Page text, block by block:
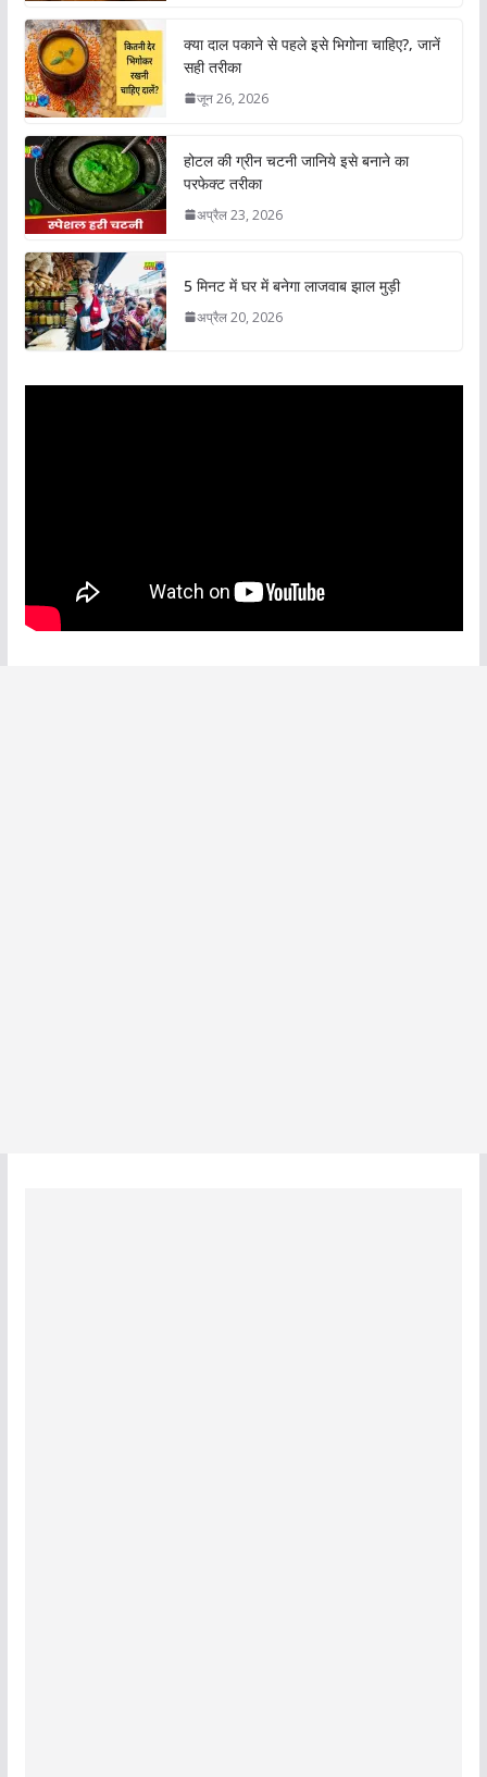
क्या दाल पकाने से पहले इसे भिगोना चाहिए?, जानें
सही तरीका
जून 26, 2026
होटल की ग्रीन चटनी जानिये इसे बनाने का
परफेक्ट तरीका
अप्रैल 23, 2026
5 मिनट में घर में बनेगा लाजवाब झाल मुड़ी
अप्रैल 20, 2026